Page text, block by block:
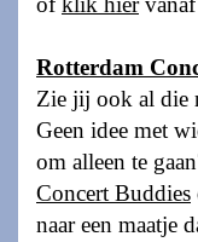
Rotterdam
Zie jij ook al die
Geen idee met
om alleen te
Concert Buddies
naar een maatje